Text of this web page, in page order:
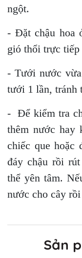
ngột.
- Đặt chậu hoa
gió thổi trực tiếp
- Tưới nước
tưới 1 lần, tránh
- Để kiểm tra
thêm nước hay
chiếc que hoặc
đáy chậu rồi
thể yên tâm.
nước cho cây rồi
Sản